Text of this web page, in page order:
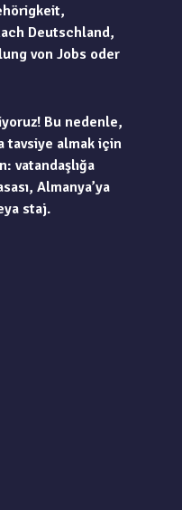
Deutschland,
von Jobs oder
Bu nedenle,
tavsiye almak için
vatandaşlığa
Almanya’ya
staj.